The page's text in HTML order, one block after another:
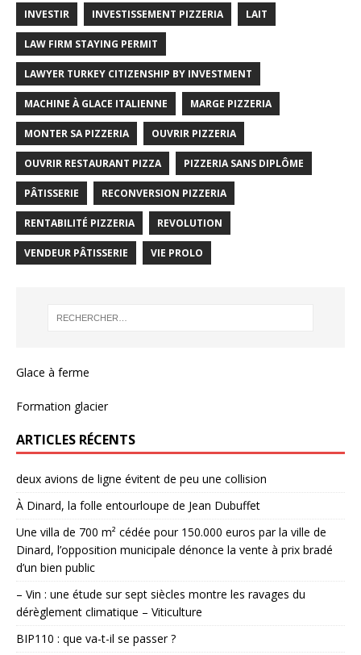
INVESTIR INVESTISSEMENT PIZZERIA LAIT
LAW FIRM STAYING PERMIT
LAWYER TURKEY CITIZENSHIP BY INVESTMENT
MACHINE À GLACE ITALIENNE MARGE PIZZERIA
MONTER SA PIZZERIA OUVRIR PIZZERIA
OUVRIR RESTAURANT PIZZA PIZZERIA SANS DIPLÔME
PÂTISSERIE RECONVERSION PIZZERIA
RENTABILITÉ PIZZERIA REVOLUTION
VENDEUR PÂTISSERIE VIE PROLO
Glace à ferme
Formation glacier
ARTICLES RÉCENTS
deux avions de ligne évitent de peu une collision
À Dinard, la folle entourloupe de Jean Dubuffet
Une villa de 700 m² cédée pour 150.000 euros par la ville de
Dinard, l’opposition municipale dénonce la vente à prix bradé
d’un bien public
– Vin : une étude sur sept siècles montre les ravages du
dérèglement climatique – Viticulture
BIP110 : que va-t-il se passer ?